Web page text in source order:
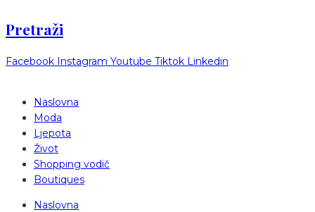
Pretraži
Facebook Instagram Youtube Tiktok Linkedin
Naslovna
Moda
Ljepota
Život
Shopping vodič
Boutiques
Naslovna